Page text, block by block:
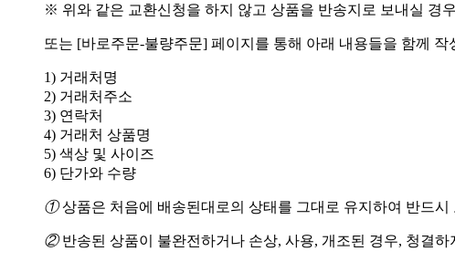
※ 위와 같은 교환신청을 하지 않고 상품을 반송지로 보내실 경
또는 [바로주문-불량주문] 페이지를 통해 아래 내용들을 함께
1) 거래처명
2) 거래처주소
3) 연락처
4) 거래처 상품명
5) 색상 및 사이즈
6) 단가와 수량
①상품은 처음에 배송된대로의 상태를 그대로 유지하여 반드
②반송된 상품이 불완전하거나 손상, 사용, 개조된 경우, 청결